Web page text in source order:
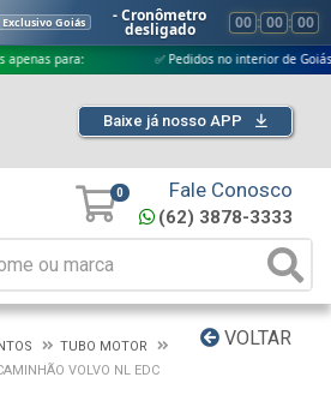
Exclusivo Goiás - Cronômetro
desligado 00 : 00 : 00
para: ✅ Pedidos no interior de Goiás
Baixe já nosso APP
0 Fale Conosco
(62) 3878-3333
VOLTAR
TUBO MOTOR
VOLVO NL EDC